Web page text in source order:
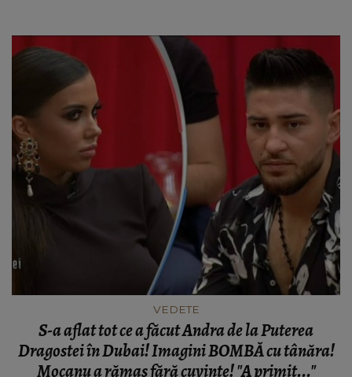
VEDETE
S-a aflat tot ce a făcut Andra de la Puterea
Dragostei în Dubai! Imagini BOMBĂ cu tânăra!
Mocanu a rămas fără cuvinte! "A primit..."